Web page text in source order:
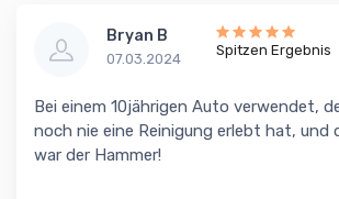
Bryan B
07.03.2024
Spitzen Ergebnis
Bei einem 10jährigen Auto verwendet,
noch nie eine Reinigung erlebt hat, und
war der Hammer!